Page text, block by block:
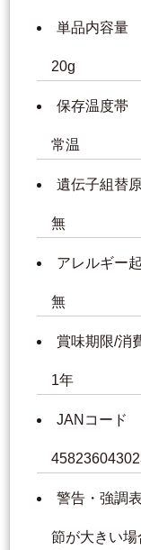
単品内容量
20g
保存温度帯
常温
遺伝子組替
無
アレルギー
無
賞味期限/消
1年
JANコード
警告・強調
節が大きい場